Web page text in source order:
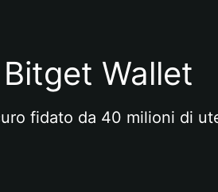
Wallet
fidato da 40 milioni di